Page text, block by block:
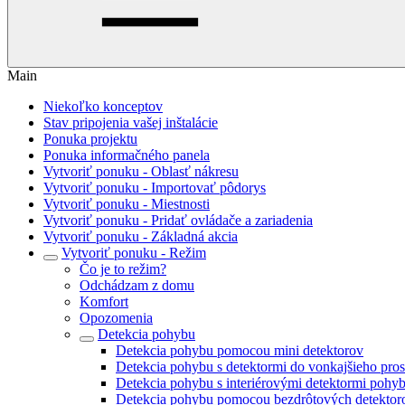
Main
Niekoľko konceptov
Stav pripojenia vašej inštalácie
Ponuka projektu
Ponuka informačného panela
Vytvoriť ponuku - Oblasť nákresu
Vytvoriť ponuku - Importovať pôdorys
Vytvoriť ponuku - Miestnosti
Vytvoriť ponuku - Pridať ovládače a zariadenia
Vytvoriť ponuku - Základná akcia
Vytvoriť ponuku - Režim
Čo je to režim?
Odchádzam z domu
Komfort
Opozomenia
Detekcia pohybu
Detekcia pohybu pomocou mini detektorov
Detekcia pohybu s detektormi do vonkajšieho
Detekcia pohybu s interiérovými detektormi
Detekcia pohybu pomocou bezdrôtových